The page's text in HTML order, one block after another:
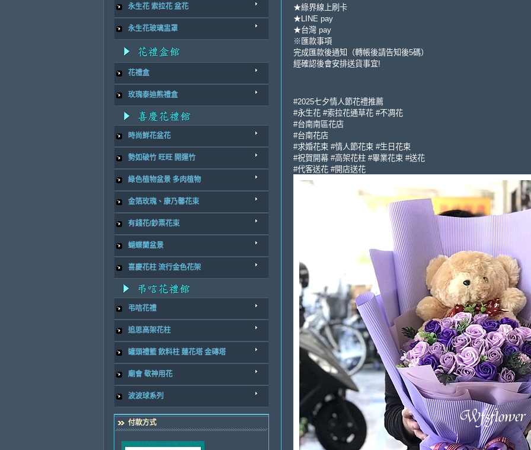
永生花 索拉花 盆花
永生花玻璃盅罩
花禮盒
玫瑰泰迪熊禮盒
時尚鮮花盆花
勢如破竹 旺旺 開運竹
綠色植物盆景 多肉植物
金箔玫瑰、康乃馨花束
有錢花/鈔票花束
蝴蝶蘭盆景
喜慶花柱 流行金色花架
弔唁花禮
追思高架花柱
罐頭禮籃 飲料柱 蓮花塔 金磚塔
廟會 敬神用花
波波球系列
付款方式
★綠界線上刷卡
★LINE pay
★台灣 pay
※匯款事項
完成匯款後通知（轉帳後請告知後5碼）
經確認後會安排送貨事宜!
#2025七夕情人節花禮推薦
#永生花 #索拉花通草花 #不凋花
#台南南區花店
#台南花店
#求婚花束 #情人節花束 #生日花束
#祝賀開幕 #高架花柱 #畢業花束 #送花
#代客送花 #開店送花